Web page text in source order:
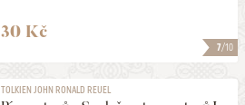
7/10
30 Kč
TOLKIEN JOHN RONALD REUEL